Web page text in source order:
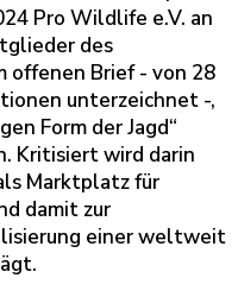
Pro Wildlife e.V. an
des
offenen Brief - von 28
unterzeichnet -,
Form der Jagd“
Kritisiert wird darin
Marktplatz für
damit zur
einer weltweit